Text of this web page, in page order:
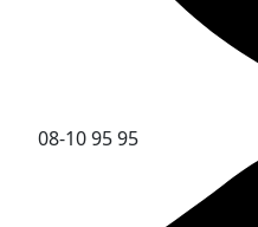
08-10 95 95